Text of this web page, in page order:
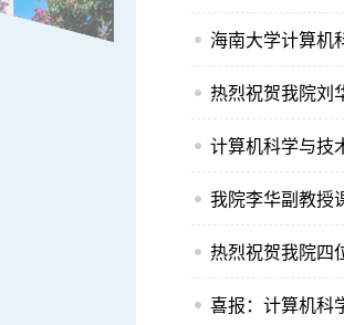
海南大学计算机
热烈祝贺我院刘
计算机科学与技
我院李华副教授
热烈祝贺我院四
喜报：计算机科